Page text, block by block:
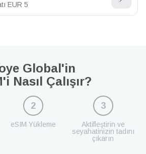
EUR 5
Global'in
Nasıl Çalışır?
2
eSIM Yükleme
3
Aktifleştirin ve
seyahatinizin tadını
çıkarın